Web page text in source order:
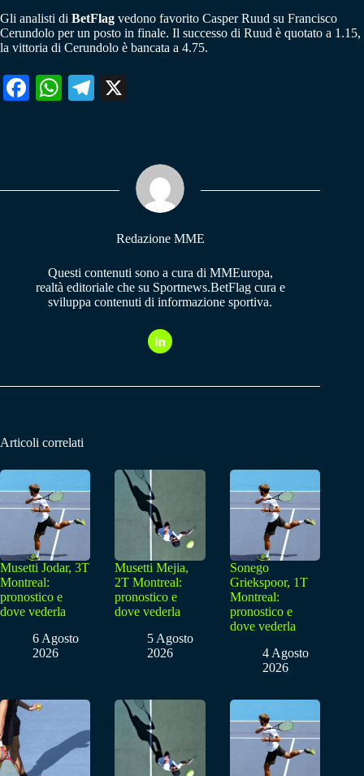
Gli analisti di BetFlag vedono favorito Casper Ruud su Francisco
Cerundolo per un posto in finale. Il successo di Ruud è quotato a 1.15,
la vittoria di Cerundolo è bancata a 4.75.
Fa W
pp
Te
m
Redazione MME
Questi contenuti sono a cura di MMEuropa,
realtà editoriale che su Sportnews.BetFlag cura e
sviluppa contenuti di informazione sportiva.
Articoli correlati
Musetti Jodar, 3T
Montreal:
pronostico e
dove vederla
6 Agosto
2026
Musetti Mejia,
2T Montreal:
pronostico e
dove vederla
5 Agosto
2026
Sonego
Griekspoor, 1T
Montreal:
pronostico e
dove vederla
4 Agosto
2026